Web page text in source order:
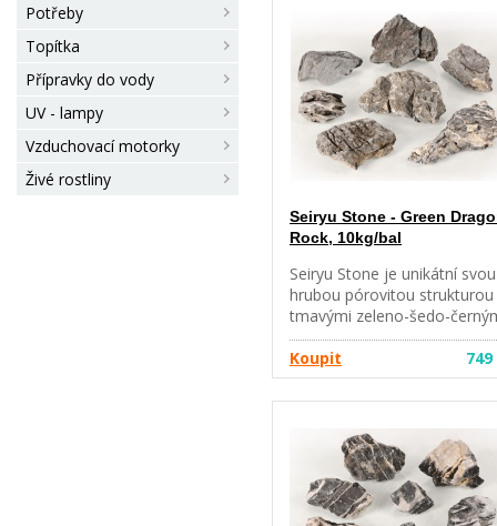
Potřeby
Topítka
Přípravky do vody
UV - lampy
Vzduchovací motorky
Živé rostliny
Seiryu Stone - Green
Rock, 10kg/bal
Seiryu Stone je unikátní svou
hrubou pórovitou strukturou
tmavými zeleno-šedo-
barevnými tóny. Uvolňuje
množství vápníku. • Přírodní
kameny do akváriií, které se
výborně hodí pro
do terárií • Kameny nejprve
pečlivě propláchněte,
podle potřeby mechanicky
očistěte od jílu nebo jiných
Koupit 749